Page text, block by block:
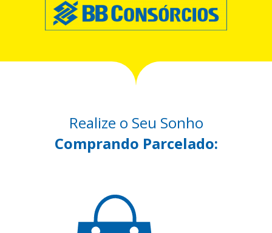
Realize o Seu Sonho
Comprando Parcelado: